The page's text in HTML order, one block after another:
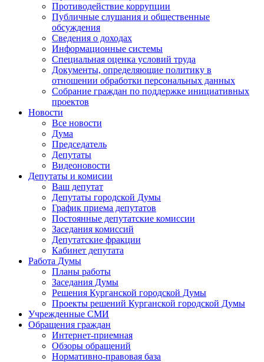
Противодействие коррупции
Публичные слушания и общественные
обсуждения
Сведения о доходах
Информационные системы
Специальная оценка условий труда
Документы, определяющие политику в
отношении обработки персональных данных
Собрание граждан по поддержке инициативных
проектов
Новости
Все новости
Дума
Председатель
Депутаты
Видеоновости
Депутаты и комисии
Ваш депутат
Депутаты городской Думы
График приема депутатов
Постоянные депутатские комиссии
Заседания комиссий
Депутатские фракции
Кабинет депутата
Работа Думы
Планы работы
Заседания Думы
Решения Курганской городской Думы
Проекты решений Курганской городской Думы
Учрежденные СМИ
Обращения граждан
Интернет-приемная
Обзоры обращений
Нормативно-правовая база